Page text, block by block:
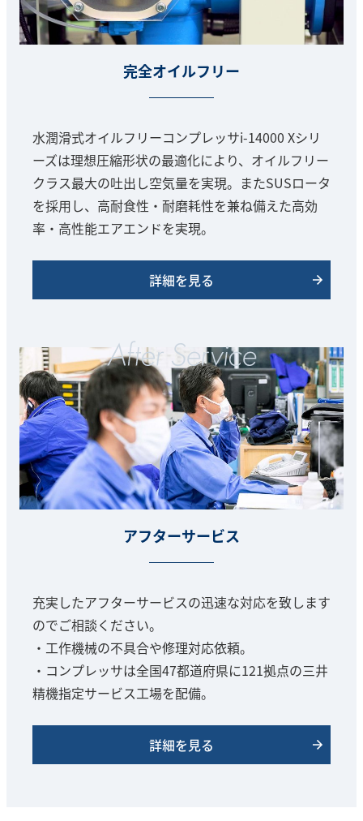
完全オイルフリー
水潤滑式オイルフリーコンプレッサi-14000 Xシリ
ーズは理想圧縮形状の最適化により、オイルフリー
クラス最大の吐出し空気量を実現。またSUSロータ
を採用し、高耐食性・耐磨耗性を兼ね備えた高効
率・高性能エアエンドを実現。
詳細を見る
アフターサービス
充実したアフターサービスの迅速な対応を致します
のでご相談ください。
・工作機械の不具合や修理対応依頼。
・コンプレッサは全国47都道府県に121拠点の三井
精機指定サービス工場を配備。
詳細を見る